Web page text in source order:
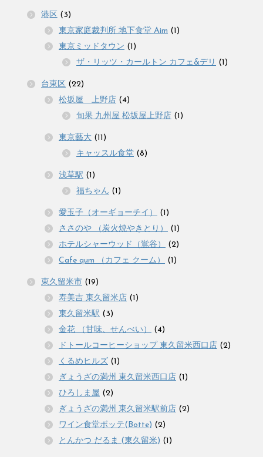
港区 (3)
東京家庭裁判所 地下食堂 Aim (1)
東京ミッドタウン (1)
ザ・リッツ・カールトン カフェ&デリ (1)
台東区 (22)
松坂屋 上野店 (4)
旬果 九州屋 松坂屋上野店 (1)
東京藝大 (11)
キャッスル食堂 (8)
浅草駅 (1)
福ちゃん (1)
愛玉子（オーギョーチイ）
(1)
ささのや （炭火焼やきとり）
(1)
ホテルシャーウッド（鴬谷）
(2)
Cafe qum （カフェ クーム）
(1)
東久留米市 (19)
寿美吉 東久留米店 (1)
東久留米駅 (3)
金花 （甘味、せんべい）
(4)
ドトールコーヒーショップ 東久留米西口店 (2)
くるめヒルズ (1)
ぎょうざの満州 東久留米西口店 (1)
ひろしま屋 (2)
ぎょうざの満州 東久留米駅前店 (2)
ワイン食堂ボッテ(Botte) (2)
とんかつ だるま (東久留米) (1)